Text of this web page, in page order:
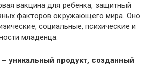
вакцина для ребенка, защитный
факторов окружающего мира. Оно
социальные, психические и
младенца.
уникальный продукт, созданный